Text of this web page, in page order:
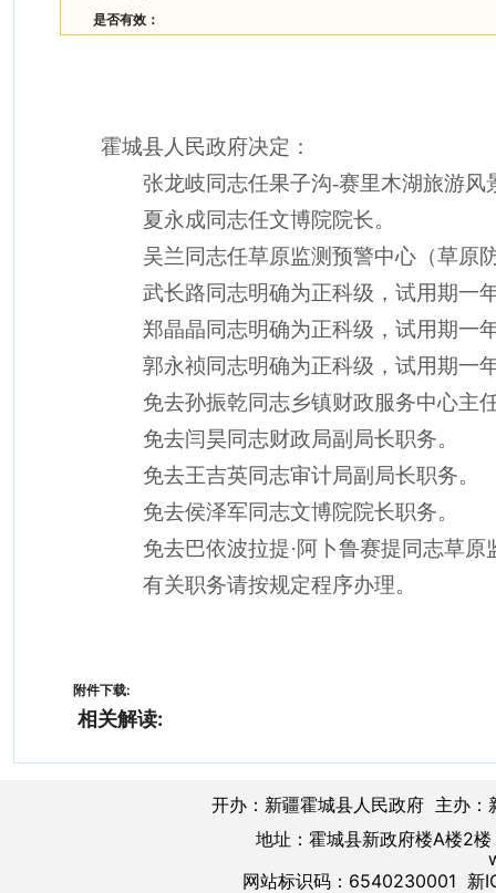
是否有效：
霍城县人民政府决定：
张龙岐同志任果子沟-赛里木湖旅游风
夏永成同志任文博院院长。
吴兰同志任草原监测预警中心（草原
武长路同志明确为正科级，试用期一
郑晶晶同志明确为正科级，试用期一
郭永祯同志明确为正科级，试用期一
免去孙振乾同志乡镇财政服务中心主
免去闫昊同志财政局副局长职务。
免去王吉英同志审计局副局长职务。
免去侯泽军同志文博院院长职务。
免去巴依波拉提·阿卜鲁赛提同志草
有关职务请按规定程序办理。
附件下载:
相关解读:
开办：新疆霍城县人民政府 主办
地址：霍城县新政府楼A楼
网站标识码：6540230001 新